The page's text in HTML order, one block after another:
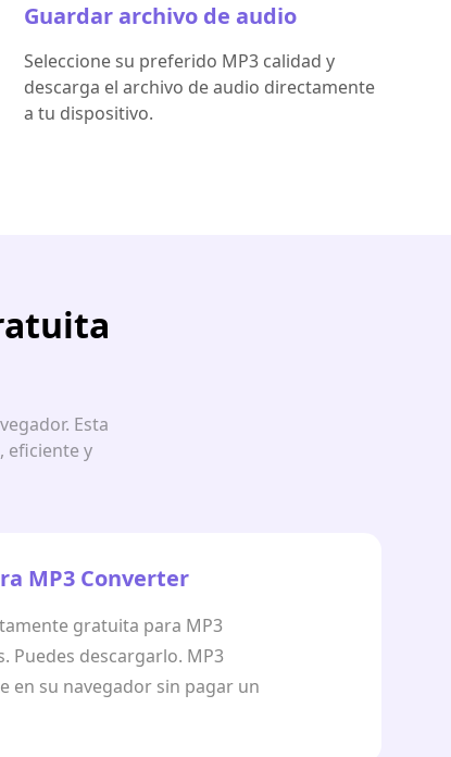
Guardar archivo de audio
Seleccione su preferido MP3 calidad y
descarga el archivo de audio directamente
a tu dispositivo.
Esta
eficiente y
MP3 Converter
gratuita para MP3
Puedes descargarlo. MP3
en su navegador sin pagar un